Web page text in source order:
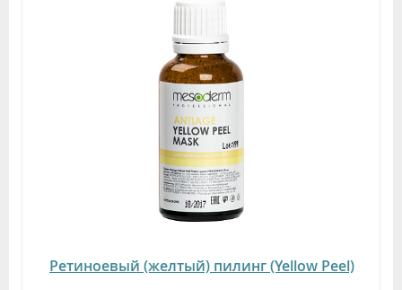
Ретиноевый (желтый) пилинг (Yellow Peel)